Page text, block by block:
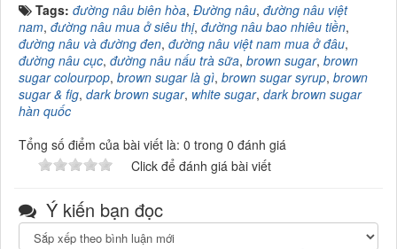
Tags: đường nâu biên hòa, Đường nâu, đường nâu việt
nam, đường nâu mua ở siêu thị, đường nâu bao nhiêu tiền,
đường nâu và đường đen, đường nâu việt nam mua ở đâu,
đường nâu cục, đường nâu nấu trà sữa, brown sugar, brown
sugar colourpop, brown sugar là gì, brown sugar syrup, brown
sugar & fig, dark brown sugar, white sugar, dark brown sugar
hàn quốc
Tổng số điểm của bài viết là: 0 trong 0 đánh giá
Click để đánh giá bài viết
Ý kiến bạn đọc